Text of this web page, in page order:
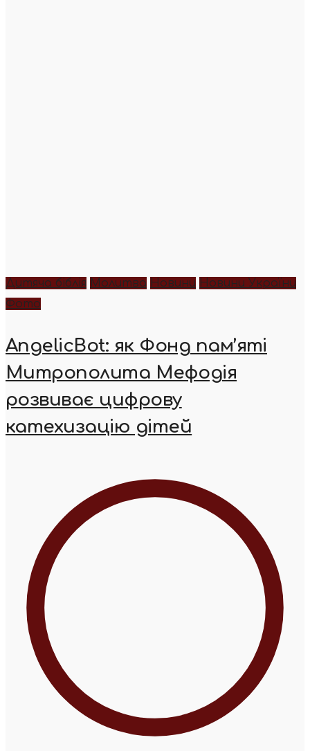
Дитяча біблія Молитва Новини Новини України
Фото
AngelicBot: як Фонд пам’яті
Митрополита Мефодія
розвиває цифрову
катехизацію дітей